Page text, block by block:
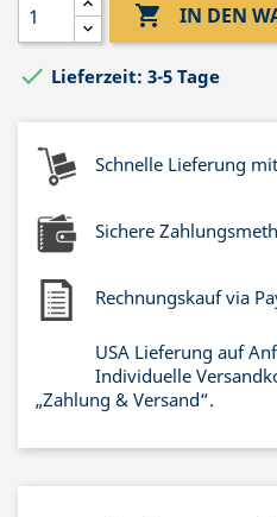
 IN DEN
 Lieferzeit: 3-5 Tage
Schnelle Lieferung
Sichere
Rechnungskauf via
USA Lieferung auf
Individuelle
„Zahlung & Versand“.